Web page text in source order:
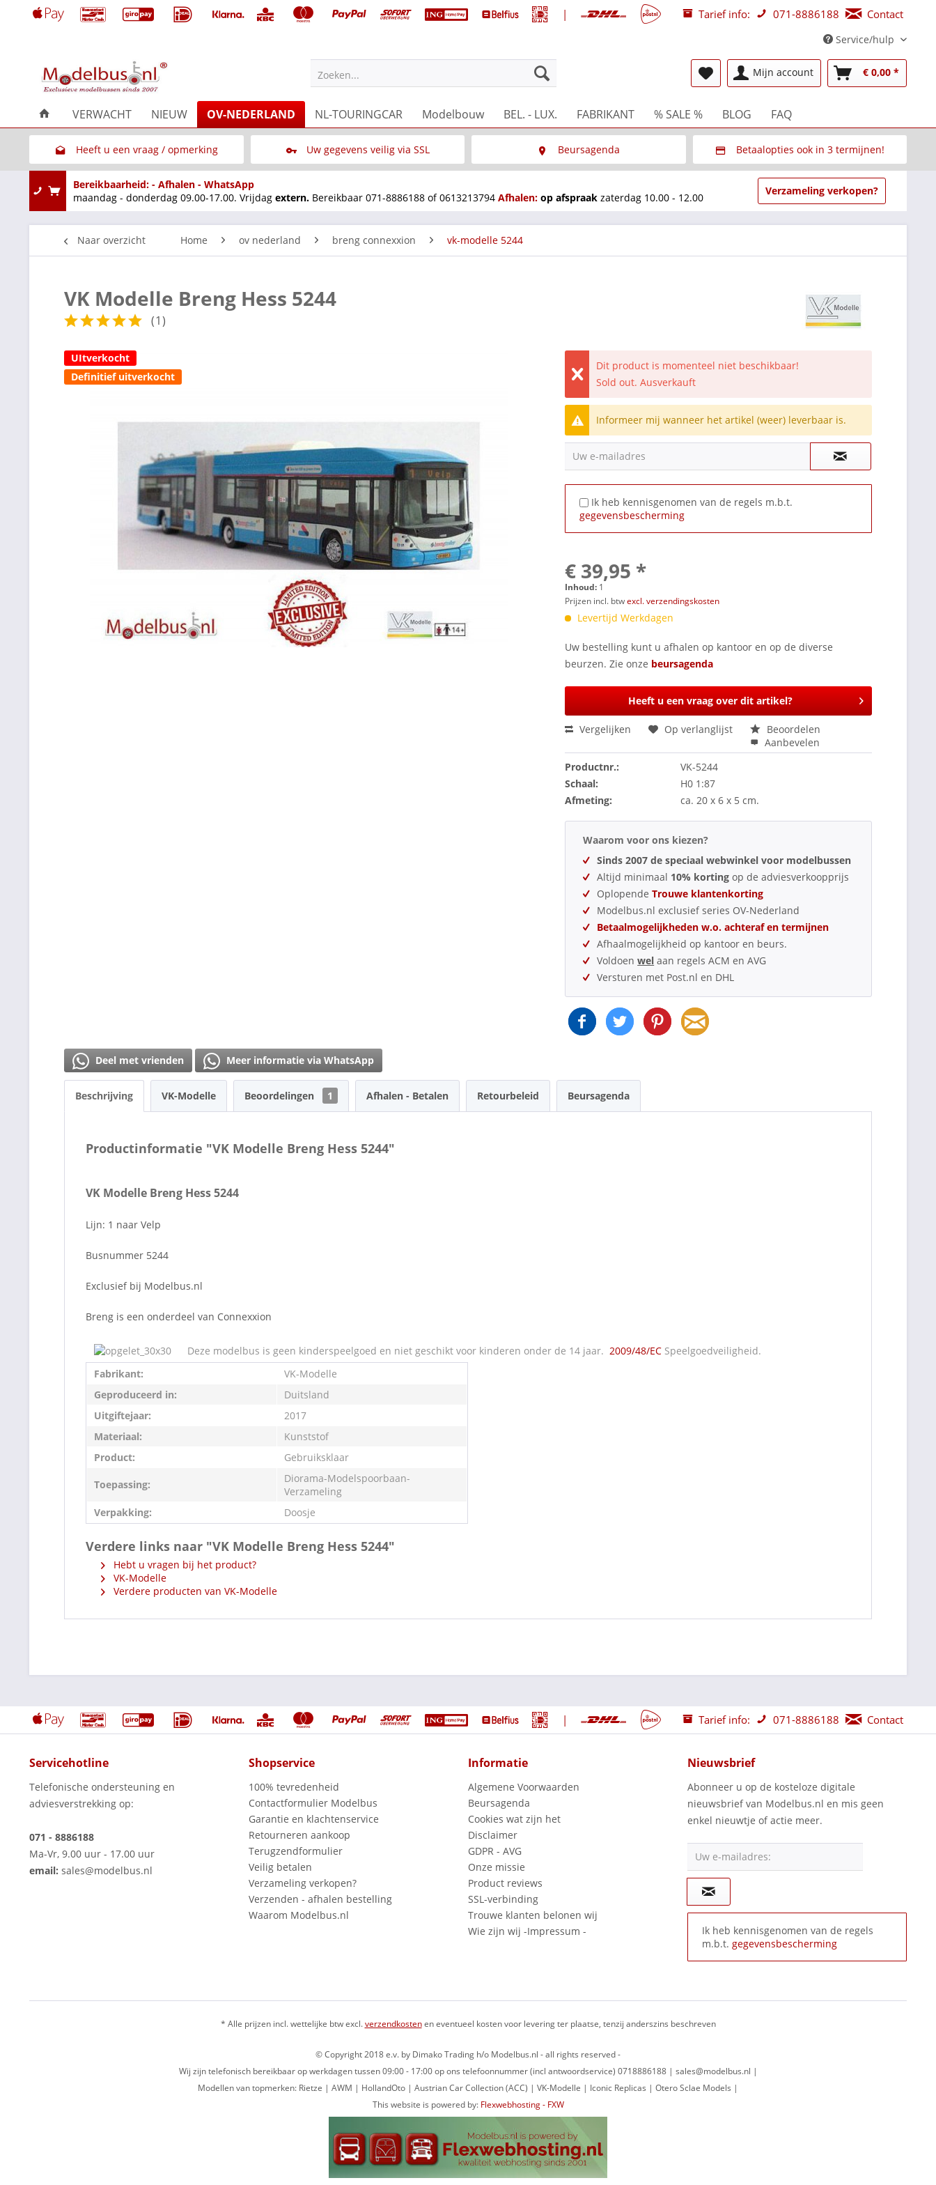
| Tarief info: 071-8886188 Contact
Service/hulp
Zoeken... Mijn account € 0,00 *
VERWACHT NIEUW OV-NEDERLAND NL-TOURINGCAR Modelbouw BEL. - LUX. FABRIKANT % SALE % BLOG FAQ
Heeft u een vraag / opmerking
Link naar het contactformulier
Uw gegevens veilig via SSL Beursagenda Betaalopties ook in 3 termijnen!
Via Multisafepay (veilig via SSL)
Bereikbaarheid: - Afhalen - WhatsApp
maandag - donderdag 09.00-17.00. Vrijdag extern. Bereikbaar 071-8886188 of 0613213794 Afhalen: op afspraak zaterdag 10.00 - 12.00
Verzameling verkopen?
Naar overzicht Home ov nederland breng connexxion vk-modelle 5244
VK Modelle Breng Hess 5244
(1)
UItverkocht
Definitief uitverkocht
Dit product is momenteel niet beschikbaar!
Sold out. Ausverkauft
Informeer mij wanneer het artikel (weer) leverbaar is.
Uw e-mailadres
Ik heb kennisgenomen van de regels m.b.t.
gegevensbescherming
€ 39,95 *
Inhoud: 1
Prijzen incl. btwexcl. verzendingskosten
Levertijd Werkdagen
Uw bestelling kunt u afhalen op kantoor en op de diverse
beurzen. Zie onze beursagenda
Heeft u een vraag over dit artikel?
Vergelijken Op verlanglijst
Beoordelen
Aanbevelen
Productnr.:
VK-5244
Schaal:
H0 1:87
Afmeting:
ca. 20 x 6 x 5 cm.
Waarom voor ons kiezen?
Sinds 2007 de speciaal webwinkel voor modelbussen
Altijd minimaal 10% kortingop de adviesverkoopprijs
OplopendeTrouwe klantenkorting
Modelbus.nl exclusief series OV-Nederland
Betaalmogelijkheden w.o. achteraf en termijnen
Afhaalmogelijkheid op kantoor en beurs.
Voldoenwel aan regels ACM en AVG
Versturen met Post.nl en DHL
Deel met vrienden Meer informatie via WhatsApp
Beschrijving VK-Modelle Beoordelingen 1 Afhalen - Betalen Retourbeleid Beursagenda
Productinformatie "VK Modelle Breng Hess 5244"
VK Modelle Breng Hess 5244
Lijn: 1 naar Velp
Busnummer 5244
Exclusief bij Modelbus.nl
Breng is een onderdeel van Connexxion
Deze modelbus is geen kinderspeelgoed en niet geschikt voor kinderen onder de 14 jaar. 2009/48/EC Speelgoedveiligheid.
Fabrikant:
VK-Modelle
Geproduceerd in:
Duitsland
Uitgiftejaar:
2017
Materiaal:
Kunststof
Product:
Gebruiksklaar
Toepassing:
Diorama-Modelspoorbaan-
Verzameling
Verpakking:
Doosje
Verdere links naar "VK Modelle Breng Hess 5244"
Hebt u vragen bij het product?
VK-Modelle
Verdere producten van VK-Modelle
| Tarief info: 071-8886188 Contact
Servicehotline
Telefonische ondersteuning en
adviesverstrekking op:
071 - 8886188
Ma-Vr, 9.00 uur - 17.00 uur
email: sales@modelbus.nl
Shopservice
100% tevredenheid
Contactformulier Modelbus
Garantie en klachtenservice
Retourneren aankoop
Terugzendformulier
Veilig betalen
Verzameling verkopen?
Verzenden - afhalen bestelling
Waarom Modelbus.nl
Informatie
Algemene Voorwaarden
Beursagenda
Cookies wat zijn het
Disclaimer
GDPR - AVG
Onze missie
Product reviews
SSL-verbinding
Trouwe klanten belonen wij
Wie zijn wij -Impressum -
Nieuwsbrief
Abonneer u op de kosteloze digitale
nieuwsbrief van Modelbus.nl en mis geen
enkel nieuwtje of actie meer.
Uw e-mailadres:
Ik heb kennisgenomen van de regels
m.b.t. gegevensbescherming
* Alle prijzen incl. wettelijke btw excl.verzendkostenen eventueel kosten voor levering ter plaatse, tenzij anderszins beschreven
© Copyright 2018 e.v. by Dimako Trading h/o Modelbus.nl - all rights reserved -
Wij zijn telefonisch bereikbaar op werkdagen tussen 09:00 - 17:00 op ons telefoonnummer (incl antwoordservice) 0718886188 | sales@modelbus.nl |
Modellen van topmerken: Rietze | AWM | HollandOto | Austrian Car Collection (ACC) | VK-Modelle | Iconic Replicas | Otero Sclae Models |
This website is powered by: Flexwebhosting - FXW